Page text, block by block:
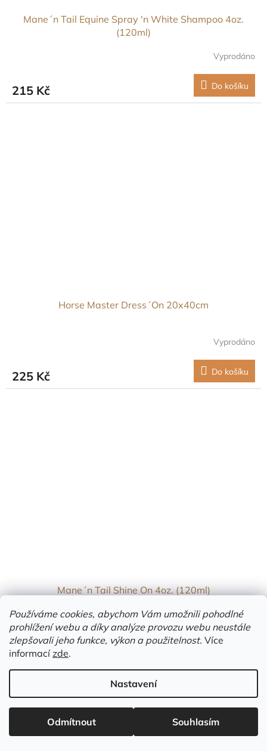
Používáme cookies, abychom Vám umožnili pohodlné
prohlížení webu a díky analýze provozu webu neustále
zlepšovali jeho funkce, výkon a použitelnost. Více
informacízde.
Nastavení
Odmítnout Souhlasím
Mane´n Tail Equine Spray 'n White Shampoo 4oz.
(120ml)
Vyprodáno
215 Kč Do košíku
Horse Master Dress´On 20x40cm
Vyprodáno
225 Kč Do košíku
Mane´n Tail Shine On 4oz. (120ml)
Vyprodáno
225 Kč